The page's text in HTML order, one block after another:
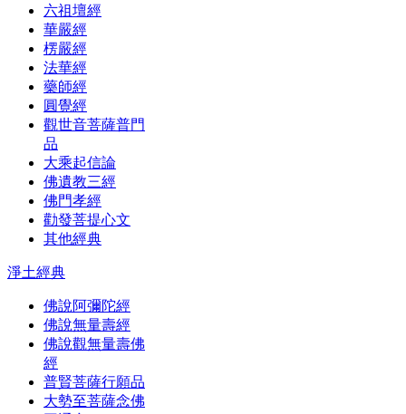
六祖壇經
華嚴經
楞嚴經
法華經
藥師經
圓覺經
觀世音菩薩普門
品
大乘起信論
佛遺教三經
佛門孝經
勸發菩提心文
其他經典
淨土經典
佛說阿彌陀經
佛說無量壽經
佛說觀無量壽佛
經
普賢菩薩行願品
大勢至菩薩念佛